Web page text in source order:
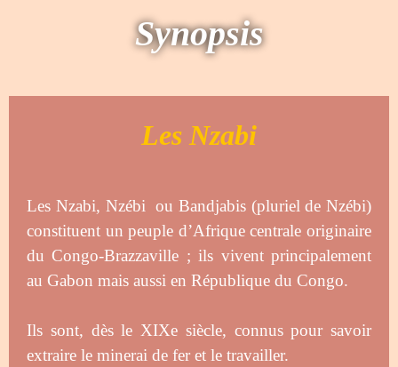
Synopsis
Les Nzabi
Les Nzabi, Nzébi ou Bandjabis (pluriel de Nzébi)
constituent un peuple d’Afrique centrale originaire
du Congo-Brazzaville ; ils vivent principalement
au Gabon mais aussi en République du Congo.
Ils sont, dès le XIXe siècle, connus pour savoir
extraire le minerai de fer et le travailler.